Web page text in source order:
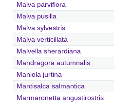
Malva parviflora
Malva pusilla
Malva sylvestris
Malva verticillata
Malvella sherardiana
Mandragora autumnalis
Maniola jurtina
Mantisalca salmantica
Marmaronetta angustirostris